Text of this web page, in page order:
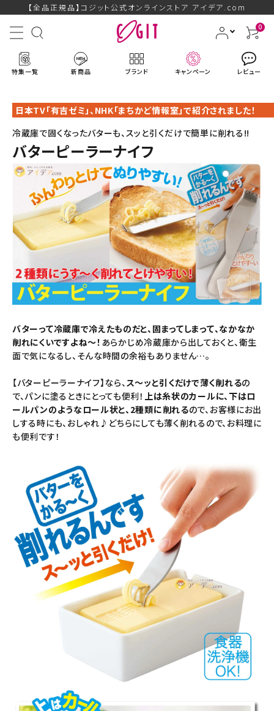
【全品正規品】コジット公式オンラインストア アイデア.com
0
特集一覧 新商品 ブランド キャンペーン レビュー
ACCOUNT MENU
ようこそ ゲスト 様
ログイン 会員登録
ブランドから探す
暑さ・紫外線対策グッズ
推し活グッズ
掃除グッズ
生活雑貨
ビューティー
ファッション
アウトドア・トラベル
インテリア
カテゴリ一覧
ご利用ガイド
日本TV「有吉ゼミ」、NHK「まちかど情報室」で紹介されました！
冷蔵庫で固くなったバターも、スッと引くだけで簡単に削れる!!
バターピーラーナイフ
バターって冷蔵庫で冷えたものだと、固まってしまって、なかなか
削れにくいですよね～！ あらかじめ冷蔵庫から出しておくと、衛生
面で気になるし、そんな時間の余裕もありません…。
【バターピーラーナイフ】なら、ス〜ッと引くだけで薄く削れるの
で、パンに塗るときにとっても便利！ 上は糸状のカールに、下はロ
ールパンのようなロール状と、2種類に削れるので、お客様にお出
しする時にも、おしゃれ♪どちらにしても薄く削れるので、お料理に
も便利です！